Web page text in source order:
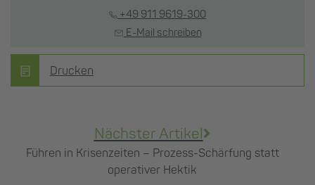
+49 911 9619-300
E-Mail schreiben
Drucken
Nächster Artikel
Führen in Krisenzeiten – Prozess-Schärfung statt
operativer Hektik